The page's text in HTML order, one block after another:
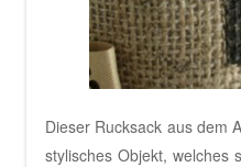
Dieser Rucksack aus dem
stylisches Objekt, welches